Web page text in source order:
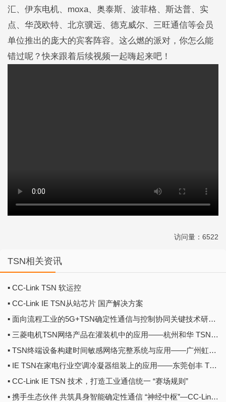
汇、伊东电机、moxa、奥泰斯、波菲格、斯达普、实
点、华茂欧特、北京骥远、德克威尔、三旺通信等会员
单位推出的庞大的宾客阵容。这么燃的派对，你怎么能
错过呢？快来跟着后续视频一起嗨起来吧！
访问量：6522
TSN相关资讯
▪ CC-Link TSN 软运控
▪ CC-Link IE TSN从站芯片 国产解决方案
▪ 面向流程工业的5G+TSN确定性通信与控制协同关键技术研究——中国移动集团研究院 TSN技术大赛集锦
▪ 三菱电机TSN网络产品在灌装机中的应用——杭州和华 TSN技术大赛集锦
▪ TSN终端设备构建时间敏感网络完整系统与应用——广州虹科 TSN技术大赛集锦
▪ IE TSN在家电行业空调冷凝器组装上的应用——东莞创丰 TSN技术大赛集锦
▪ CC-Link IE TSN 技术，打造工业通信统一 “赛场规则”
▪ 携手生态伙伴 共筑具身智能确定性通信 “神经中枢”—CC-Link IE TSN